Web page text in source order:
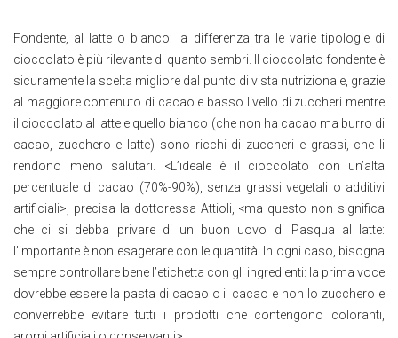
Fondente, al latte o bianco: la differenza tra le varie tipologie di
cioccolato è più rilevante di quanto sembri. Il cioccolato fondente è
sicuramente la scelta migliore dal punto di vista nutrizionale, grazie
al maggiore contenuto di cacao e basso livello di zuccheri mentre
il cioccolato al latte e quello bianco (che non ha cacao ma burro di
cacao, zucchero e latte) sono ricchi di zuccheri e grassi, che li
rendono meno salutari. <L’ideale è il cioccolato con un’alta
percentuale di cacao (70%-90%), senza grassi vegetali o additivi
artificiali>, precisa la dottoressa Attioli, <ma questo non significa
che ci si debba privare di un buon uovo di Pasqua al latte:
l’importante è non esagerare con le quantità. In ogni caso, bisogna
sempre controllare bene l’etichetta con gli ingredienti: la prima voce
dovrebbe essere la pasta di cacao o il cacao e non lo zucchero e
converrebbe evitare tutti i prodotti che contengono coloranti,